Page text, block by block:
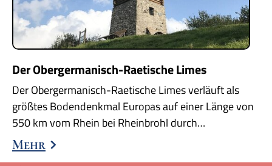
Der Obergermanisch-Raetische Limes
Der Obergermanisch-Raetische Limes verläuft als
größtes Bodendenkmal Europas auf einer Länge von
550 km vom Rhein bei Rheinbrohl durch…
Mehr